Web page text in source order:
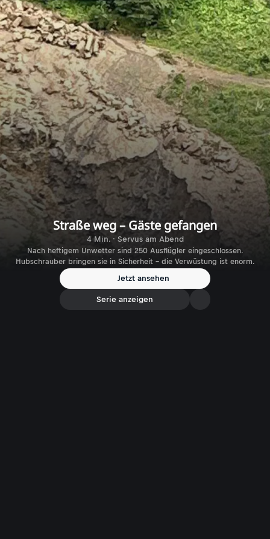
Straße weg – Gäste gefangen
4 Min. · Servus am Abend
Nach heftigem Unwetter sind 250 Ausflügler eingeschlossen.
Hubschrauber bringen sie in Sicherheit – die Verwüstung ist enorm.
Jetzt ansehen
Serie anzeigen